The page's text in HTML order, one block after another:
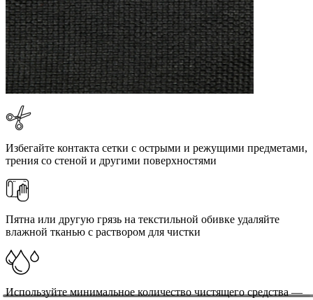
Избегайте контакта сетки с острыми и режущими предметами,
трения со стеной и другими поверхностями
Пятна или другую грязь на текстильной обивке удаляйте
влажной тканью с раствором для чистки
Используйте минимальное количество чистящего средства —